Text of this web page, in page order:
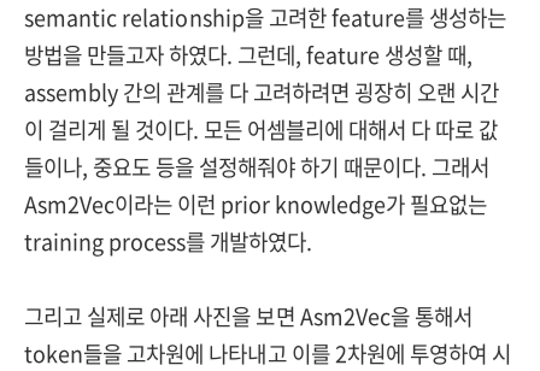
semantic relationship을 고려한 feature를 생성하는
방법을 만들고자 하였다. 그런데, feature 생성할 때,
assembly 간의 관계를 다 고려하려면 굉장히 오랜 시간
이 걸리게 될 것이다. 모든 어셈블리에 대해서 다 따로 값
들이나, 중요도 등을 설정해줘야 하기 때문이다. 그래서
Asm2Vec이라는 이런 prior knowledge가 필요없는
training process를 개발하였다.
그리고 실제로 아래 사진을 보면 Asm2Vec을 통해서
token들을 고차원에 나타내고 이를 2차원에 투영하여 시